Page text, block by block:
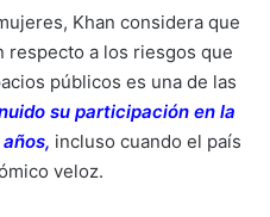
Khan considera que
respecto a los riesgos que
públicos es una de las
su participación en la
, incluso cuando el país
veloz.